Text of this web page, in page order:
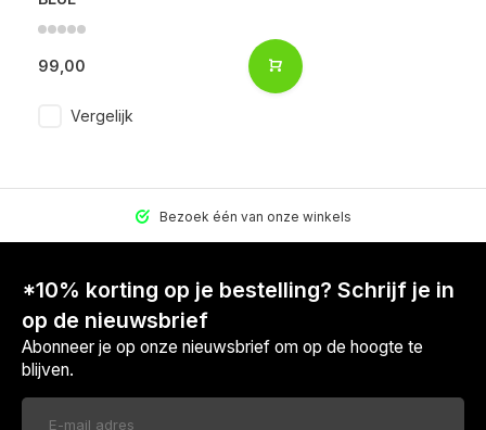
99,00
Vergelijk
Bezoek één van onze winkels
*10% korting op je bestelling? Schrijf je in
op de nieuwsbrief
Abonneer je op onze nieuwsbrief om op de hoogte te
blijven.